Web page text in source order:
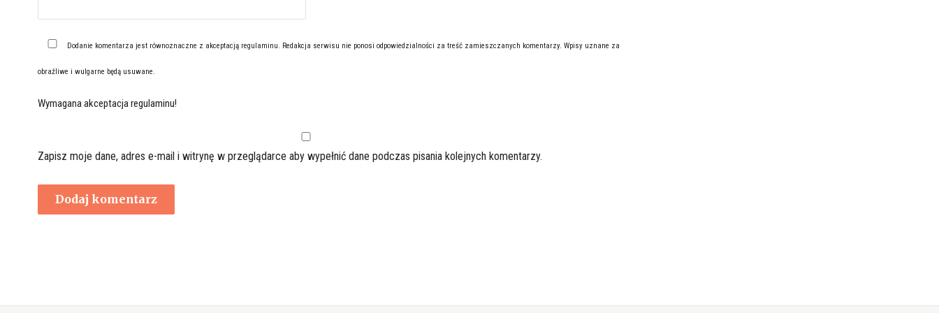
Dodanie komentarza jest równoznaczne z akceptacją regulaminu. Redakcja serwisu nie ponosi odpowiedzialności za treść zamieszczanych komentarzy. Wpisy uznane za
obraźliwe i wulgarne będą usuwane.
Wymagana akceptacja regulaminu!
Zapisz moje dane, adres e-mail i witrynę w przeglądarce aby wypełnić dane podczas pisania kolejnych komentarzy.